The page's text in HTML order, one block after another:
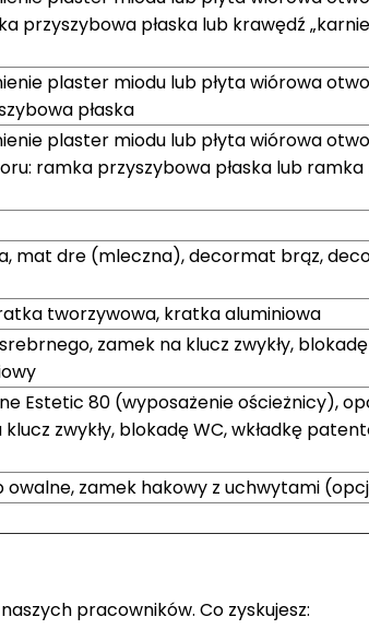
przyszybowa płaska lub krawędź
plaster miodu lub płyta wiórowa
płaska
plaster miodu lub płyta wiórowa
ramka przyszybowa płaska lub
mat dre (mleczna), decormat brąz,
tworzywowa, kratka aluminiowa
zamek na klucz zwykły, blokadę
Estetic 80 (wyposażenie ościeżnicy),
zwykły, blokadę WC, wkładkę
owalne, zamek hakowy z uchwytami
pracowników. Co zyskujesz: